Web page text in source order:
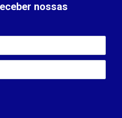
nossas